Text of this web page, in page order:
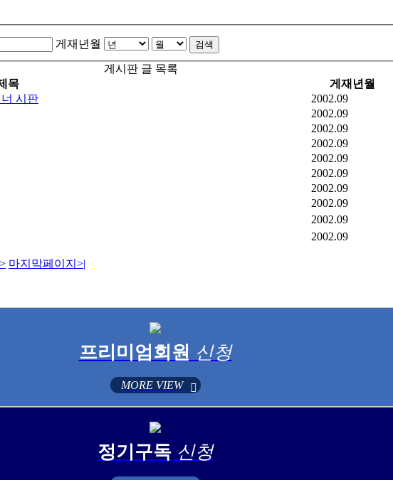
게재년월 검색
게시판 글 목록
목 게재년월
시판 2002.09
2002.09
2002.09
2002.09
2002.09
2002.09
2002.09
2002.09
2002.09
2002.09
> 마지막페이지 >|
프리미엄회원 신청
MORE VIEW
정기구독 신청